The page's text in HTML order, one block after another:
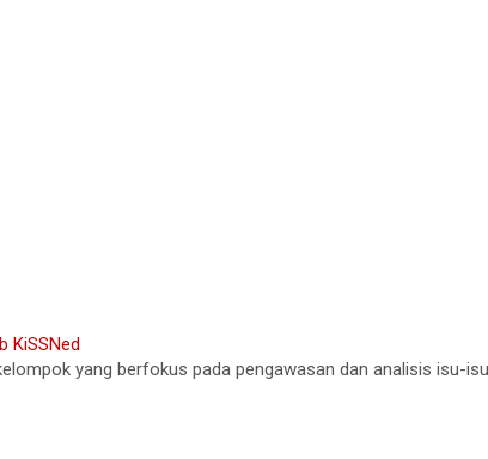
yang berfokus pada pengawasan dan analisis isu-